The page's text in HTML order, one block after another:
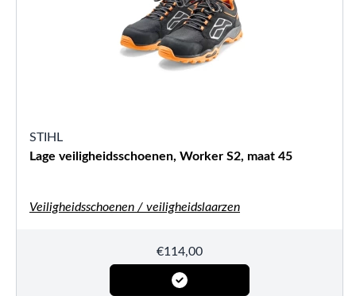
STIHL
Lage veiligheidsschoenen, Worker S2, maat 45
Veiligheidsschoenen / veiligheidslaarzen
€114,00